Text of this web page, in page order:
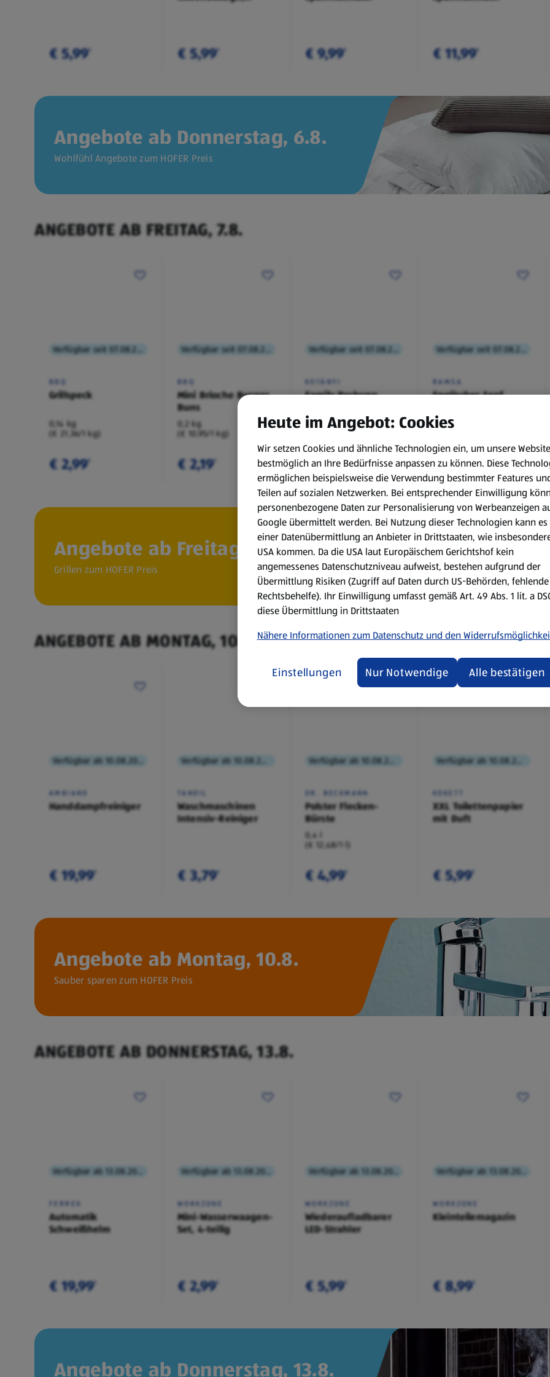
€ 5,99¹ € 5,99¹ € 9,99¹ € 11,99¹
Angebote ab Donnerstag, 6.8.
Wohlfühl Angebote zum HOFER Preis
ANGEBOTE AB FREITAG, 7.8.
BBQ
Grillspeck
0,14 kg
(€ 21,36/1 kg)
€ 2,99¹
BBQ
Mini Brioche Burger
Buns
0,2 kg
(€ 10,95/1 kg)
€ 2,19¹
KOTÁNYI
Family Packung,
Würzmischung
€ 2,49¹
RAMSA
Englischer Senf
0,1 kg
€ 0,99¹˒² € 1,29
Angebote ab Freitag, 7.8.
Grillen zum HOFER Preis
ANGEBOTE AB MONTAG, 10.8.
AMBIANO
Handdampfreiniger
€ 19,99¹
TANDIL
Waschmaschinen
Intensiv-Reiniger
€ 3,79¹
DR. BECKMANN
Polster Flecken-
Bürste
0,4 l
(€ 12,48/1 l)
€ 4,99¹
KOKETT
XXL Toilettenpapier
mit Duft
€ 5,99¹
Angebote ab Montag, 10.8.
Sauber sparen zum HOFER Preis
ANGEBOTE AB DONNERSTAG, 13.8.
FERREX
Automatik
Schweißhelm
€ 19,99¹
WORKZONE
Mini-Wasserwaagen-
Set, 4-teilig
€ 2,99¹
WORKZONE
Wiederaufladbarer
LED-Strahler
€ 5,99¹
WORKZONE
Kleinteilemagazin
€ 8,99¹
Angebote ab Donnerstag, 13.8.
Heute im Angebot: Cookies
Wir setzen Cookies und ähnliche Technologien ein, um unsere Website
bestmöglich an Ihre Bedürfnisse anpassen zu können. Diese
ermöglichen beispielsweise die Verwendung bestimmter Features
Teilen auf sozialen Netzwerken. Bei entsprechender Einwilligung
personenbezogene Daten zur Personalisierung von Werbeanzeigen
Google übermittelt werden. Bei Nutzung dieser Technologien kann es
einer Datenübermittlung an Anbieter in Drittstaaten, wie
USA kommen. Da die USA laut Europäischem Gerichtshof kein
angemessenes Datenschutzniveau aufweist, bestehen aufgrund der
Übermittlung Risiken (Zugriff auf Daten durch US-Behörden, fehlende
Rechtsbehelfe). Ihr Einwilligung umfasst gemäß Art. 49 Abs. 1 lit. a
diese Übermittlung in Drittstaaten
Nähere Informationen zum Datenschutz und den
Einstellungen Nur Notwendige Alle bestätigen